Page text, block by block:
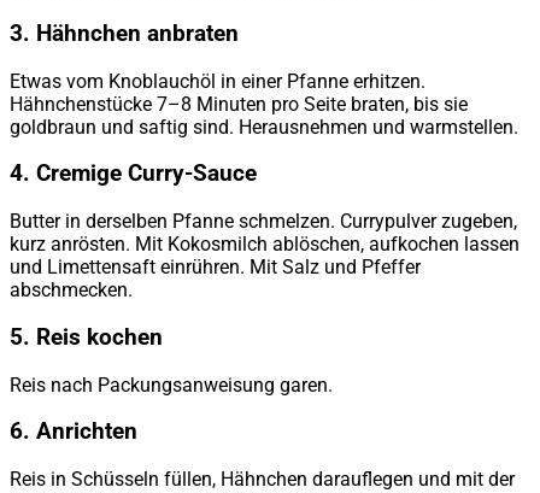
3. Hähnchen anbraten
Etwas vom Knoblauchöl in einer Pfanne erhitzen.
Hähnchenstücke 7–8 Minuten pro Seite braten, bis sie
goldbraun und saftig sind. Herausnehmen und warmstellen.
4. Cremige Curry-Sauce
Butter in derselben Pfanne schmelzen. Currypulver zugeben,
kurz anrösten. Mit Kokosmilch ablöschen, aufkochen lassen
und Limettensaft einrühren. Mit Salz und Pfeffer
abschmecken.
5. Reis kochen
Reis nach Packungsanweisung garen.
6. Anrichten
Reis in Schüsseln füllen, Hähnchen darauflegen und mit der